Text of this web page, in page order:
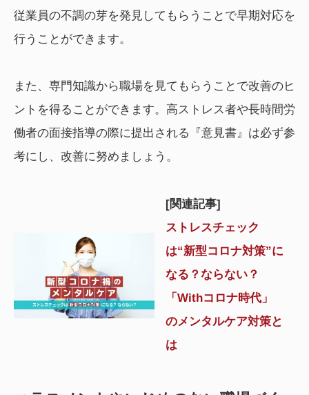
従業員の不調の芽を発見してもらうことで早期対応を
行うことができます。
また、専門知識から職場を見てもらうことで改善のヒ
ントを得ることができます。高ストレス者や長時間労
働者の面接指導の際に提出される『意見書』は必ず参
考にし、改善に努めましょう。
[関連記事]
ストレスチェック
は“新型コロナ対策”に
なる？ならない？
「Withコロナ時代」
のメンタルケア対策と
は